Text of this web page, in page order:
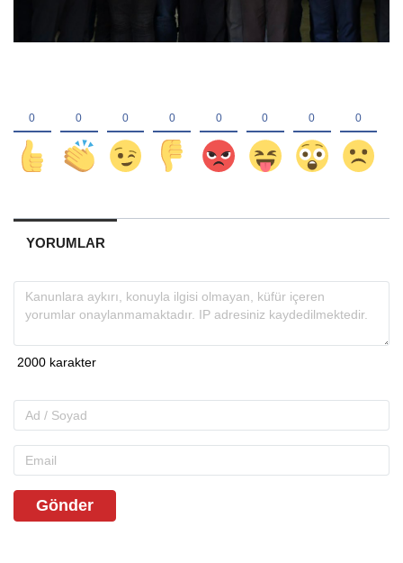
YORUMLAR
Gönder